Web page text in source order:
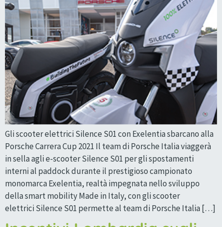
Gli scooter elettrici Silence S01 con Exelentia sbarcano alla
Porsche Carrera Cup 2021 Il team di Porsche Italia viaggerà
in sella agli e-scooter Silence S01 per gli spostamenti
interni al paddock durante il prestigioso campionato
monomarca Exelentia, realtà impegnata nello sviluppo
della smart mobility Made in Italy, con gli scooter
elettrici Silence S01 permette al team di Porsche Italia […]